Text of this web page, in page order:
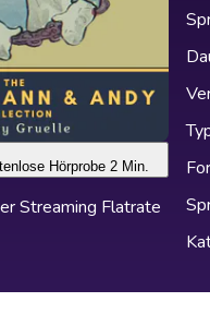
Hörprobe 2 Min.
Streaming Flatrate